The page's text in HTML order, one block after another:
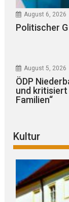
August 6, 2026
Politischer G
August 5, 2026
ÖDP
und kritisiert
Familien“
Kultur